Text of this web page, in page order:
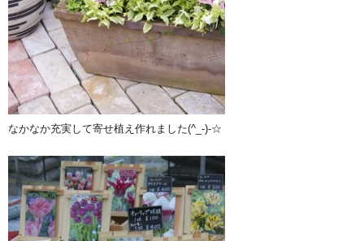
なかなか充実して寄せ植え作れました(^_-)-☆